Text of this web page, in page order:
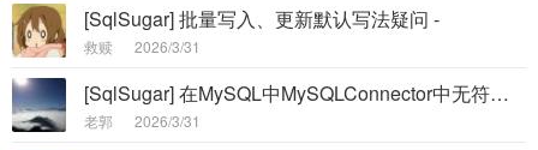
[SqlSugar] 批量写入、更新默认写法疑问 -
救赎 2026/3/31
[SqlSugar] 在MySQL中MySQLConnector中无符号BIGINT自增主键情况下，如何避免SqlSugar.Distribu -
老郭 2026/3/31